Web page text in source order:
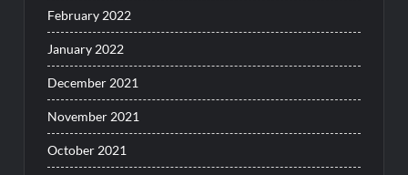
February 2022
January 2022
December 2021
November 2021
October 2021